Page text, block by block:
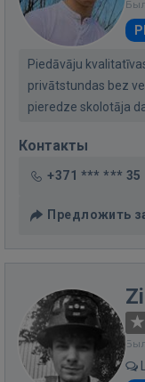
Piedāvāju
privātstundas bez
pieredze skolotāja
Контакты
+371 *** *** 35
Предложить